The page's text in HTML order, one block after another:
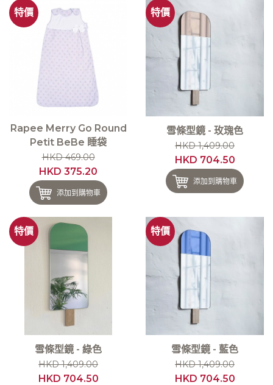
特價
Rapee Merry Go Round
Petit BeBe 睡袋
HKD 469.00
HKD 375.20
添加到購物車
特價
雪條型鏡 - 玫瑰色
HKD 1,409.00
HKD 704.50
添加到購物車
特價
雪條型鏡 - 綠色
HKD 1,409.00
HKD 704.50
特價
雪條型鏡 - 藍色
HKD 1,409.00
HKD 704.50